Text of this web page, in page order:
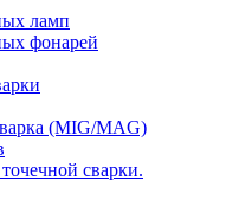
ламп
фонарей
(MIG/MAG)
сварки.